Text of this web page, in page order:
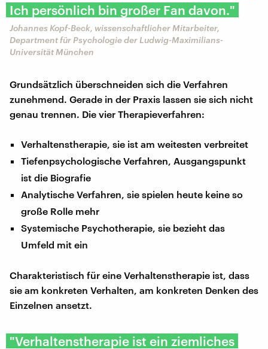
Ich persönlich bin großer Fan davon."
Johannes Kopf-Beck, wissenschaftlicher Mitarbeiter,
Department für Psychologie der Ludwig-Maximilians-
Universität München
Grundsätzlich überschneiden sich die Verfahren
zunehmend. Gerade in der Praxis lassen sie sich nicht
genau trennen. Die vier Therapieverfahren:
Verhaltenstherapie, sie ist am weitesten verbreitet
Tiefenpsychologische Verfahren, Ausgangspunkt
ist die Biografie
Analytische Verfahren, sie spielen heute keine so
große Rolle mehr
Systemische Psychotherapie, sie bezieht das
Umfeld mit ein
Charakteristisch für eine Verhaltenstherapie ist, dass
sie am konkreten Verhalten, am konkreten Denken des
Einzelnen ansetzt.
"Verhaltenstherapie ist ein ziemliches